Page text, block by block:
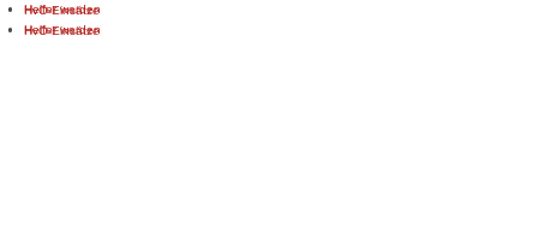
Helfer werden
HvO-Einsätze
Helfer werden
HvO-Einsätze